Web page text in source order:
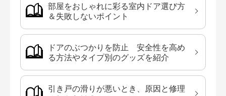
部屋をおしゃれに彩る室内ドア選び方
＆失敗しないポイント
ドアのぶつかりを防止 安全性を高め
る方法やタイプ別のグッズを紹介
引き戸の滑りが悪いとき、原因と修理